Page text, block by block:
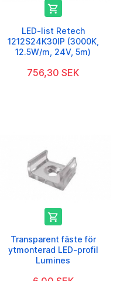

LED-list Retech
1212S24K30IP (3000K,
12.5W/m, 24V, 5m)
756,30 SEK

Transparent fäste för
ytmonterad LED-profil
Lumines